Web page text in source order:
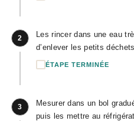
2
Les rincer dans une eau
d’enlever les petits
ÉTAPE TERMINÉE
3
Mesurer dans un bol
puis les mettre au